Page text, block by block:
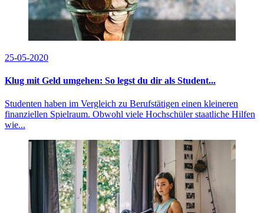
25-05-2020
Klug mit Geld umgehen: So legst du dir als Student...
Studenten haben im Vergleich zu Berufstätigen einen kleineren
finanziellen Spielraum. Obwohl viele Hochschüler staatliche Hilfen
wie...